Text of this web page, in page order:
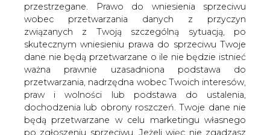
przestrzegane. Prawo do wniesienia sprzeciwu
wobec przetwarzania danych z przyczyn
związanych z Twoją szczególną sytuacją, po
skutecznym wniesieniu prawa do sprzeciwu Twoje
dane nie będą przetwarzane o ile nie będzie istnieć
ważna prawnie uzasadniona podstawa do
przetwarzania, nadrzędna wobec Twoich interesów,
praw i wolności lub podstawa do ustalenia,
dochodzenia lub obrony roszczeń. Twoje dane nie
będą przetwarzane w celu marketingu własnego
po zgłoszeniu sprzeciwu. Jeżeli więc nie zgadzasz
Mimo wstrzymania w ubiegłym roku
budowy nowej elektrowni w Ostrołęce,
mieszkańcy tego miasta oraz
parlamentarzyści PiS walczą o
wznowienie inwestycji - informuje
"Gazeta Polska codziennie".
Na początku maja władze Ostrołęki i parlamentarzyści
wysłali do resortu skarbu zaproszenie do rozmowy na
temat "niezwykle kontrowersyjnej decyzji" wstrzymania